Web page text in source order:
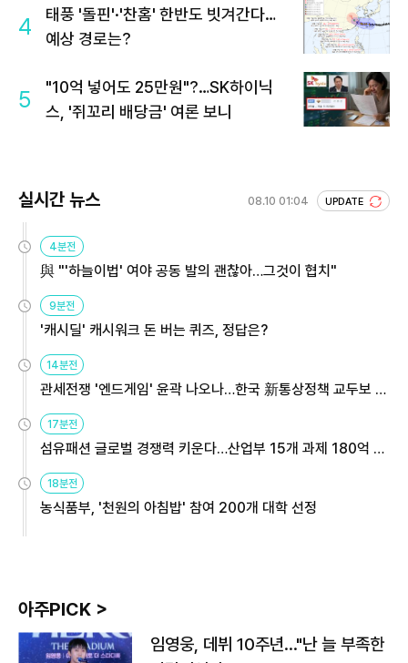
4
태풍 '돌핀'·'찬홈' 한반도 빗겨간다…
예상 경로는?
5
"10억 넣어도 25만원"?…SK하이닉
스, '쥐꼬리 배당금' 여론 보니
실시간 뉴스 08.10 01:04 UPDATE
4분전
與 "'하늘이법' 여야 공동 발의 괜찮아…그것이 협치"
9분전
'캐시딜' 캐시워크 돈 버는 퀴즈, 정답은?
14분전
관세전쟁 '엔드게임' 윤곽 나오나…한국 新통상정책 교두보 활
용해야
17분전
섬유패션 글로벌 경쟁력 키운다…산업부 15개 과제 180억 지
원
18분전
농식품부, '천원의 아침밥' 참여 200개 대학 선정
아주PICK >
임영웅, 데뷔 10주년…"난 늘 부족한